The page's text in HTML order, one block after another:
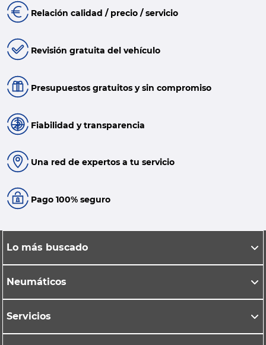
Relación calidad / precio / servicio
Revisión gratuita del vehículo
Presupuestos gratuitos y sin compromiso
Fiabilidad y transparencia
Una red de expertos a tu servicio
Pago 100% seguro
Lo más buscado
Neumáticos
Servicios